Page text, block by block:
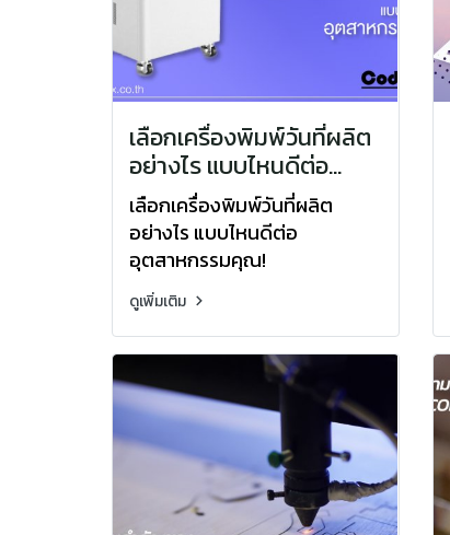
เลือกเครื่องพิมพ์วันที่ผลิต
อย่างไร แบบไหนดีต่อ
อุตสาหกรรมคุณ!
เลือกเครื่องพิมพ์วันที่ผลิต
อย่างไร แบบไหนดีต่อ
อุตสาหกรรมคุณ!
ดูเพิ่มเติม